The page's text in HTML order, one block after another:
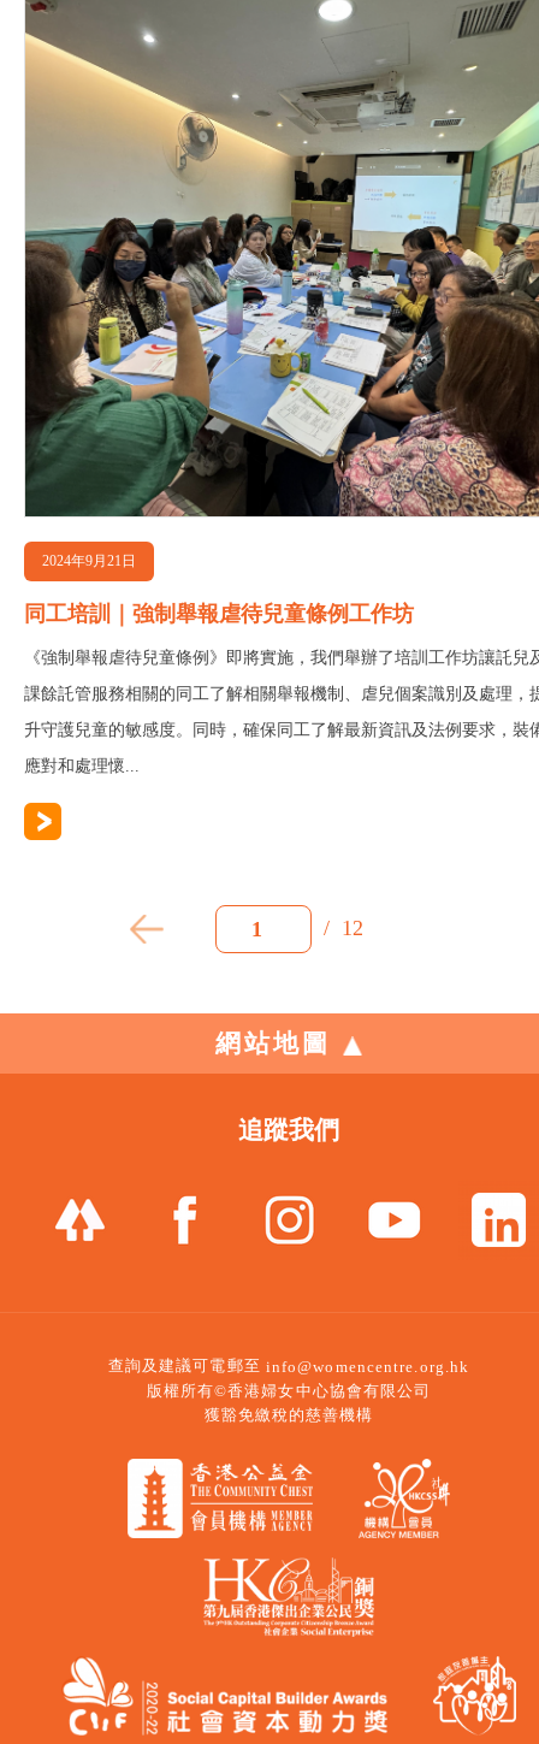
2024年9月21日
同工培訓｜強制舉報虐待兒童條例工作坊
《強制舉報虐待兒童條例》即將實施，我們舉辦了培訓工作坊讓託兒
課餘託管服務相關的同工了解相關舉報機制、虐兒個案識別及處理，
升守護兒童的敏感度。同時，確保同工了解最新資訊及法例要求，裝
應對和處理懷...
1 / 12
網站地圖
追蹤我們
查詢及建議可電郵至 info@womencentre.org.hk
版權所有©香港婦女中心協會有限公司
獲豁免繳稅的慈善機構